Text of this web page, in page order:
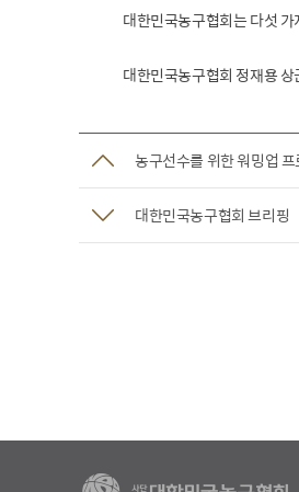
대한민국농구협회는 다섯
대한민국농구협회 정재용
농구선수를 위한 워밍업
대한민국농구협회 브리핑